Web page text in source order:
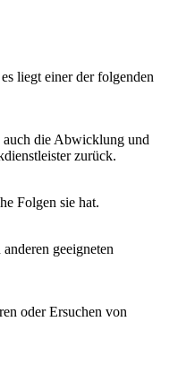
liegt einer der folgenden
auch die Abwicklung und
zurück.
Folgen sie hat.
geeigneten
oder Ersuchen von